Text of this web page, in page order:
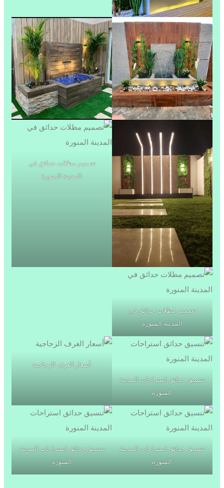
تصميم مظلات حدائق في
المدينة المنورة
تصميم مظلات حدائق في
المدينة المنورة
تنسيق حدائق استراحات المدينة
المنورة
أسعار الغرف الزجاجية
تنسيق حدائق استراحات المدينة
المنورة
تنسيق حدائق استراحات المدينة
المنورة